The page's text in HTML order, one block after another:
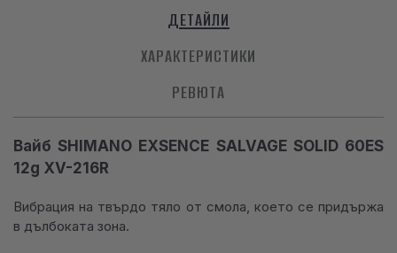
ДЕТАЙЛИ
ХАРАКТЕРИСТИКИ
РЕВЮТА
Вайб SHIMANO EXSENCE SALVAGE SOLID 60ES
12g XV-216R
Вибрация на твърдо тяло от смола, което се придържа
в дълбоката зона.